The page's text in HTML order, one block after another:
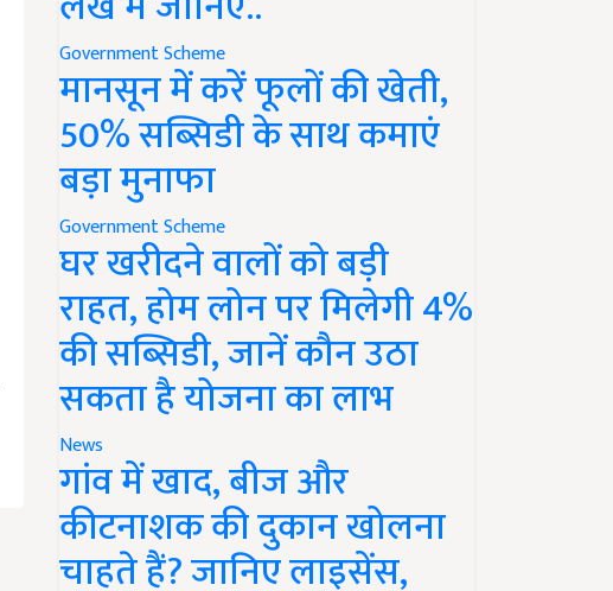
Government Scheme
मानसून में करें फूलों की खेती,
50% सब्सिडी के साथ कमाएं
बड़ा मुनाफा
Government Scheme
घर खरीदने वालों को बड़ी
राहत, होम लोन पर मिलेगी 4%
की सब्सिडी, जानें कौन उठा
सकता है योजना का लाभ
News
गांव में खाद, बीज और
कीटनाशक की दुकान खोलना
चाहते हैं? जानिए लाइसेंस,